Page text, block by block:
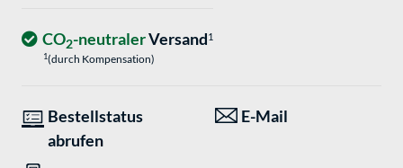
CO2-neutralerVersand1
1(durch Kompensation)
Bestellstatus
abrufen
E-Mail